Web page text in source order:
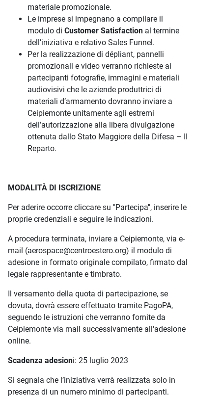
materiale promozionale.
Le imprese si impegnano a compilare il
modulo di Customer Satisfaction al termine
dell’iniziativa e relativo Sales Funnel.
Per la realizzazione di dépliant, pannelli
promozionali e video verranno richieste ai
partecipanti fotografie, immagini e materiali
audiovisivi che le aziende produttrici di
materiali d’armamento dovranno inviare a
Ceipiemonte unitamente agli estremi
dell’autorizzazione alla libera divulgazione
ottenuta dallo Stato Maggiore della Difesa – II
Reparto.
MODALITÀ DI ISCRIZIONE
Per aderire occorre cliccare su "Partecipa", inserire le
proprie credenziali e seguire le indicazioni.
A procedura terminata, inviare a Ceipiemonte, via e-
mail (aerospace@centroestero.org) il modulo di
adesione in formato originale compilato, firmato dal
legale rappresentante e timbrato.
Il versamento della quota di partecipazione, se
dovuta, dovrà essere effettuato tramite PagoPA,
seguendo le istruzioni che verranno fornite da
Ceipiemonte via mail successivamente all'adesione
online.
Scadenza adesioni: 25 luglio 2023
Si segnala che l’iniziativa verrà realizzata solo in
presenza di un numero minimo di partecipanti.